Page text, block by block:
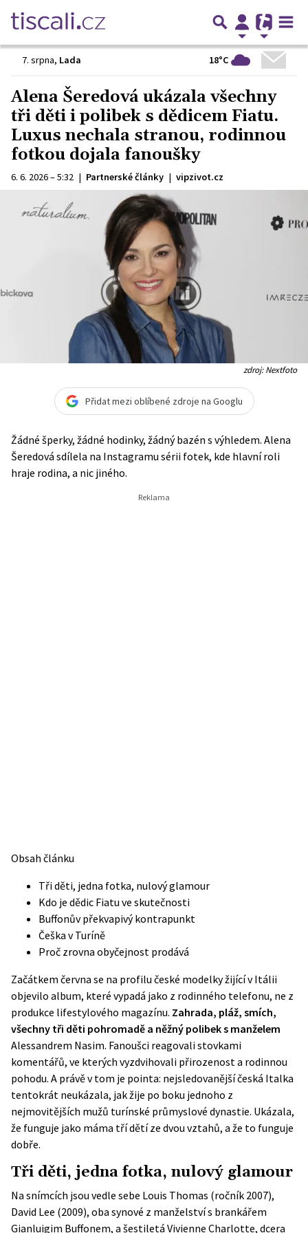
7. srpna, Lada 18°C
Alena Šeredová ukázala všechny
tři děti i polibek s dědicem Fiatu.
Luxus nechala stranou, rodinnou
fotkou dojala fanoušky
6. 6. 2026 – 5:32 | Partnerské články | vipzivot.cz
zdroj: Nextfoto
Přidat mezi oblíbené zdroje na Googlu
Žádné šperky, žádné hodinky, žádný bazén s výhledem. Alena
Šeredová sdílela na Instagramu sérii fotek, kde hlavní roli
hraje rodina, a nic jiného.
Obsah článku
Tři děti, jedna fotka, nulový glamour
Kdo je dědic Fiatu ve skutečnosti
Buffonův překvapivý kontrapunkt
Češka v Turíně
Proč zrovna obyčejnost prodává
Začátkem června se na profilu české modelky žijící v Itálii
objevilo album, které vypadá jako z rodinného telefonu, ne z
produkce lifestylového magazínu. Zahrada, pláž, smích,
všechny tři děti pohromadě a něžný polibek s manželem
Alessandrem Nasim. Fanoušci reagovali stovkami
komentářů, ve kterých vyzdvihovali přirozenost a rodinnou
pohodu. A právě v tom je pointa: nejsledovanější česká Italka
tentokrát neukázala, jak žije po boku jednoho z
nejmovitějších mužů turínské průmyslové dynastie. Ukázala,
že funguje jako máma tří dětí ze dvou vztahů, a že to funguje
dobře.
Tři děti, jedna fotka, nulový glamour
Na snímcích jsou vedle sebe Louis Thomas (ročník 2007),
David Lee (2009), oba synové z manželství s brankářem
Gianluigim Buffonem, a šestiletá Vivienne Charlotte, dcera